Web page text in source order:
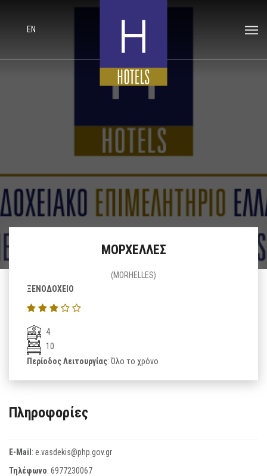
EN
ΜΟΡΧΕΛΛΕΣ
(MORHELLES)
ΞΕΝΟΔΟΧΕΙΟ
4
10
Περίοδος Λειτουργίας: Όλο το χρόνο
Πληροφορίες
E-Mail: e.vasdekis@php.gov.gr
Τηλέφωνο: 6977230067